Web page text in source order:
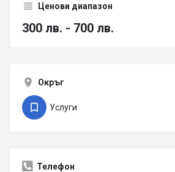
Ценови диапазон
300 лв. - 700 лв.
Окръг
Услуги
Телефон